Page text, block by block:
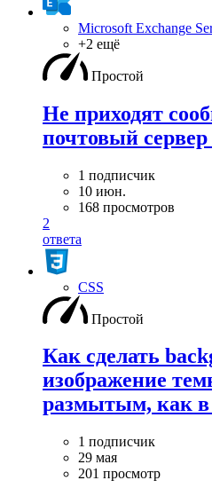
Microsoft Exchange
+2 ещё
Простой
Не приходят
почтовый
1 подписчик
10 июн.
168 просмотров
2
ответа
CSS
Простой
Как сделать
изображение
размытым, как в
1 подписчик
29 мая
201 просмотр